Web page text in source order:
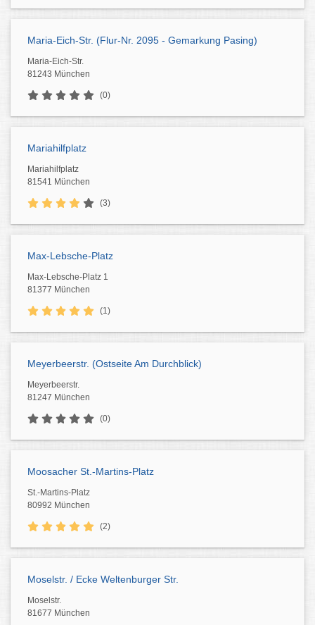
Maria-Eich-Str. (Flur-Nr. 2095 - Gemarkung Pasing)
Maria-Eich-Str.
81243 München
(0)
Mariahilfplatz
Mariahilfplatz
81541 München
(3)
Max-Lebsche-Platz
Max-Lebsche-Platz 1
81377 München
(1)
Meyerbeerstr. (Ostseite Am Durchblick)
Meyerbeerstr.
81247 München
(0)
Moosacher St.-Martins-Platz
St.-Martins-Platz
80992 München
(2)
Moselstr. / Ecke Weltenburger Str.
Moselstr.
81677 München